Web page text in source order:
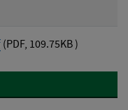
(PDF, 109.75KB )